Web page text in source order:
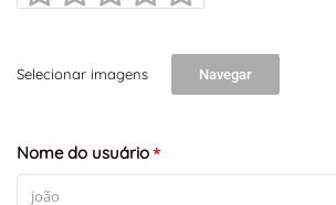
Selecionar imagens Navegar
Nome do usuário*